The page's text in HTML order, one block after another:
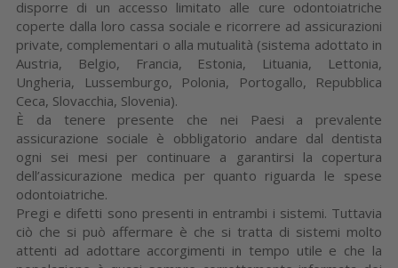
disporre di un accesso limitato alle cure odontoiatriche
coperte dalla loro cassa sociale e ricorrere ad assicurazioni
private, complementari o alla mutualità (sistema adottato in
Austria, Belgio, Francia, Estonia, Lituania, Lettonia,
Ungheria, Lussemburgo, Polonia, Portogallo, Repubblica
Ceca, Slovacchia, Slovenia).
È da tenere presente che nei Paesi a prevalente
assicurazione sociale è obbligatorio andare dal dentista
ogni sei mesi per continuare a garantirsi la copertura
dell’assicurazione medica per quanto riguarda le spese
odontoiatriche.
Pregi e difetti sono presenti in entrambi i sistemi. Tuttavia
ciò che si può affermare è che si tratta di sistemi molto
attenti ad adottare accorgimenti in tempo utile e che la